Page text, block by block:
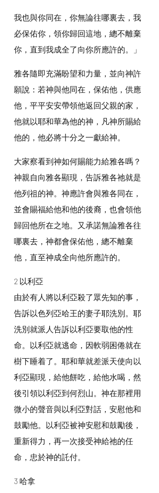
我也與你同在，你無論往哪裏去，我
必保佑你，領你歸回這地，總不離棄
你，直到我成全了向你所應許的。」
雅各隨即充滿盼望和力量，並向神許
願說：若神與他同在，保佑他，供應
他，平平安安帶領他返回父親的家，
他就以耶和華為他的神，凡神所賜給
他的，他必將十分之一獻給神。
大家察看到神如何賜能力給雅各嗎？
神親自向雅各顯現，告訴雅各祂就是
他列祖的神。神應許會與雅各同在，
並會賜福給他和他的後裔，也會領他
歸回他所在之地。又承諾無論雅各往
哪裏去，神都會保佑他，總不離棄
他，直至神成全向他所應許的。
2 以利亞
由於有人將以利亞殺了眾先知的事，
告訴以色列亞哈王的妻子耶洗別。耶
洗別就派人告訴以利亞要取他的性
命。以利亞就逃命，因軟弱困倦就在
樹下睡着了。耶和華就差派天使向以
利亞顯現，給他餅吃，給他水喝，然
後引領以利亞到何烈山。神在那裡用
微小的聲音與以利亞對話，安慰他和
鼓勵他。以利亞被神安慰和鼓勵後，
重新得力，再一次接受神給祂的任
命，忠於神的託付。
3 哈拿